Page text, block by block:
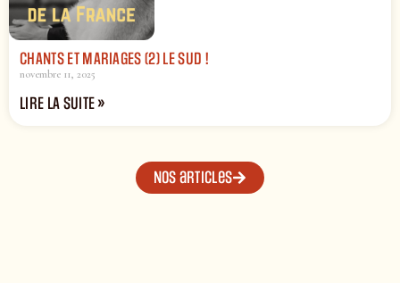
CHANTS ET MARIAGES (2) LE SUD !
novembre 11, 2025
LIRE LA SUITE »
Nos articles